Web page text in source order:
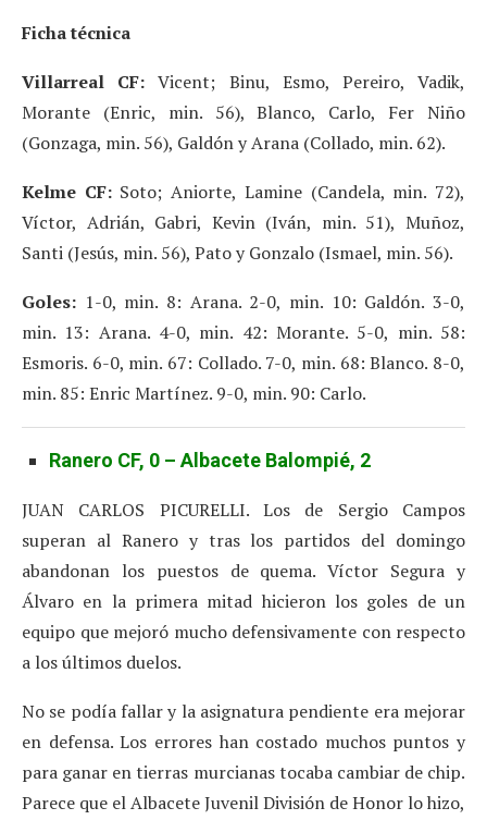
Ficha técnica
Villarreal CF: Vicent; Binu, Esmo, Pereiro, Vadik,
Morante (Enric, min. 56), Blanco, Carlo, Fer Niño
(Gonzaga, min. 56), Galdón y Arana (Collado, min. 62).
Kelme CF:Soto; Aniorte, Lamine (Candela, min. 72),
Víctor, Adrián, Gabri, Kevin (Iván, min. 51), Muñoz,
Santi (Jesús, min. 56), Pato y Gonzalo (Ismael, min. 56).
Goles: 1-0, min. 8: Arana. 2-0, min. 10: Galdón. 3-0,
min. 13: Arana. 4-0, min. 42: Morante. 5-0, min. 58:
Esmoris. 6-0, min. 67: Collado. 7-0, min. 68: Blanco. 8-0,
min. 85: Enric Martínez. 9-0, min. 90: Carlo.
Ranero CF, 0 – Albacete Balompié, 2
JUAN CARLOS PICURELLI. Los de Sergio Campos
superan al Ranero y tras los partidos del domingo
abandonan los puestos de quema. Víctor Segura y
Álvaro en la primera mitad hicieron los goles de un
equipo que mejoró mucho defensivamente con respecto
a los últimos duelos.
No se podía fallar y la asignatura pendiente era mejorar
en defensa. Los errores han costado muchos puntos y
para ganar en tierras murcianas tocaba cambiar de chip.
Parece que el Albacete Juvenil División de Honor lo hizo,